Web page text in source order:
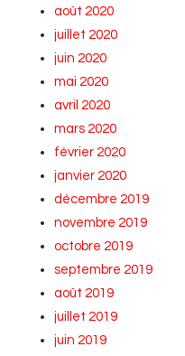
août 2020
juillet 2020
juin 2020
mai 2020
avril 2020
mars 2020
février 2020
janvier 2020
décembre 2019
novembre 2019
octobre 2019
septembre 2019
août 2019
juillet 2019
juin 2019